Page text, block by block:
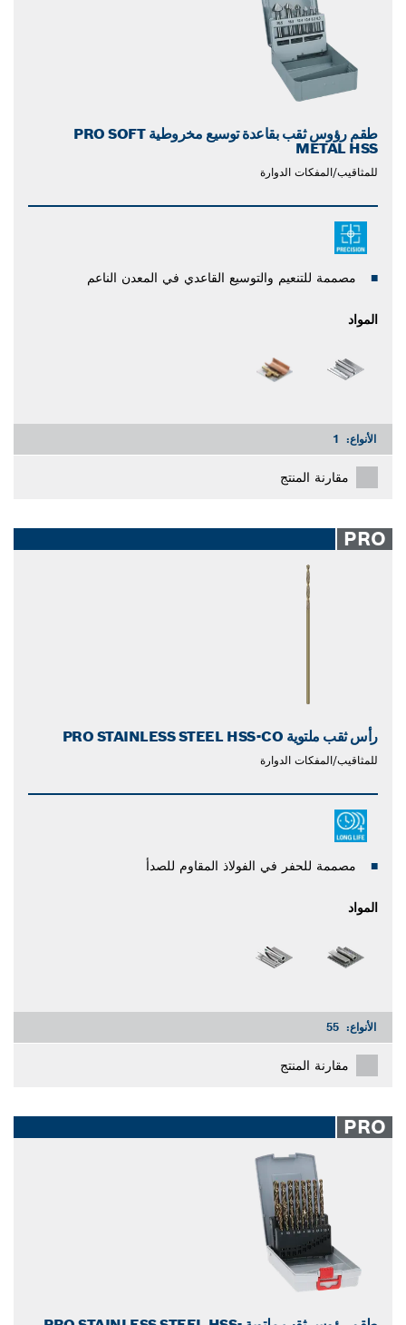
طقم رؤوس ثقب بقاعدة توسيع مخروطية PRO SOFT
METAL HSS
للمثاقيب/المفكات الدوارة
مصممة للتنعيم والتوسيع القاعدي في المعدن الناعم
المواد
الأنواع: 1
مقارنة المنتج
PRO
رأس ثقب ملتوية PRO STAINLESS STEEL HSS-CO
للمثاقيب/المفكات الدوارة
مصممة للحفر في الفولاذ المقاوم للصدأ
المواد
الأنواع: 55
مقارنة المنتج
PRO